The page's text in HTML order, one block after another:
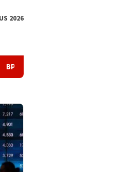
2026
dan Mitra Bangun Ekosistem